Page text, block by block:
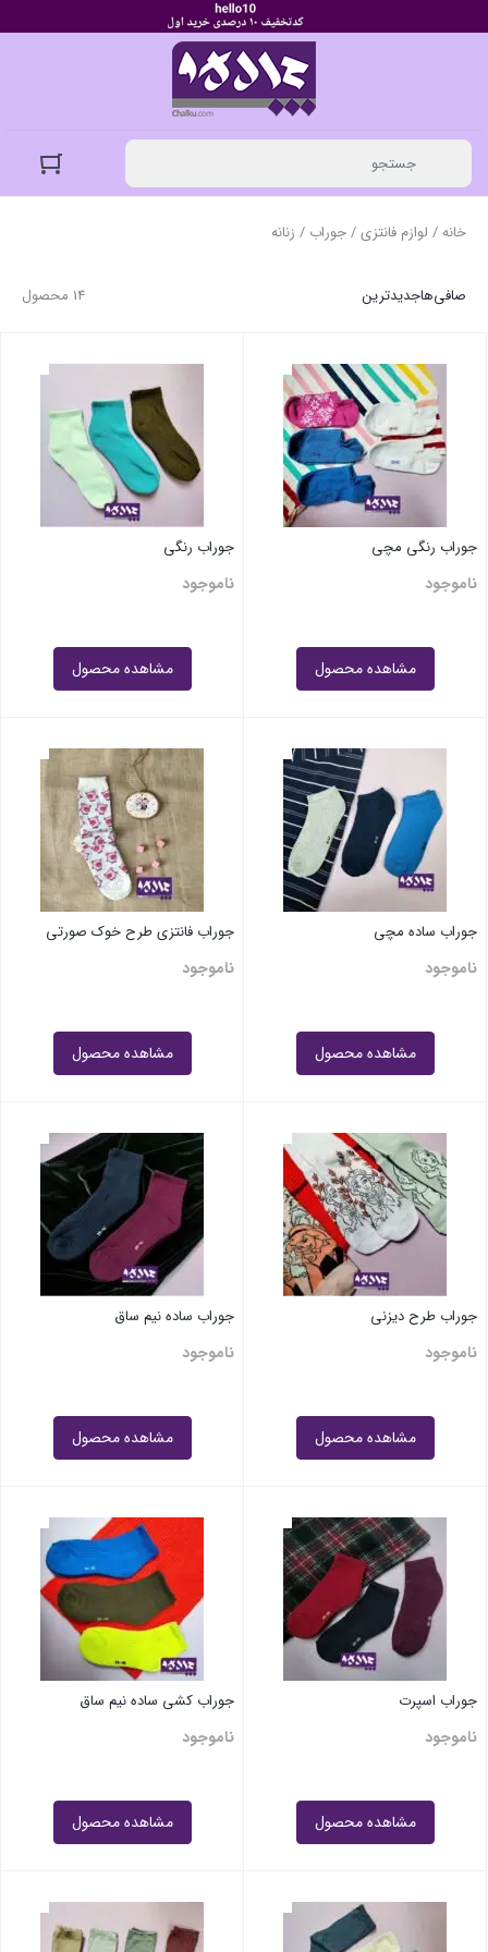
خانه/ لوازم فانتزی/جوراب / زنانه
14 محصول صافی‌هاجدیدترین
جوراب رنگی مچی
ناموجود
مشاهده محصول
جوراب رنگی
ناموجود
مشاهده محصول
جوراب ساده مچی
ناموجود
مشاهده محصول
جوراب فانتزی طرح خوک صورتی
ناموجود
مشاهده محصول
جوراب طرح دیزنی
ناموجود
مشاهده محصول
جوراب ساده نیم ساق
ناموجود
مشاهده محصول
جوراب اسپرت
ناموجود
مشاهده محصول
جوراب کشی ساده نیم ساق
ناموجود
مشاهده محصول